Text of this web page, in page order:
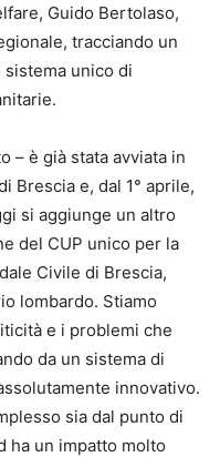
Guido Bertolaso,
tracciando un
sistema unico di
– è già stata avviata in
Brescia e, dal 1° aprile,
si aggiunge un altro
del CUP unico per la
Civile di Brescia,
lombardo. Stiamo
e i problemi che
da un sistema di
innovativo.
sia dal punto di
ha un impatto molto